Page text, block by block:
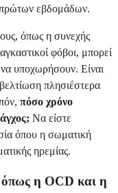
πρώτων εβδομάδων.
όπως η συνεχής
φόβοι, μπορεί
υποχωρήσουν. Είναι
πλησιέστερα
πόσο χρόνο
Να είστε
όπου η σωματική
ηρεμίας.
όπως η OCD και η